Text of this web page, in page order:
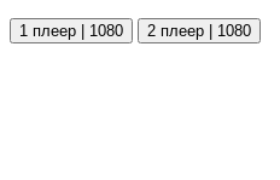
1 плеер | 1080 2 плеер | 1080